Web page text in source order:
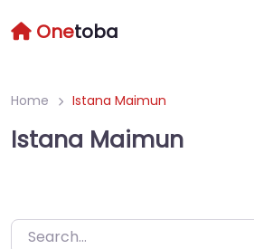
to
Onetoba
Home Istana Maimun
Istana Maimun